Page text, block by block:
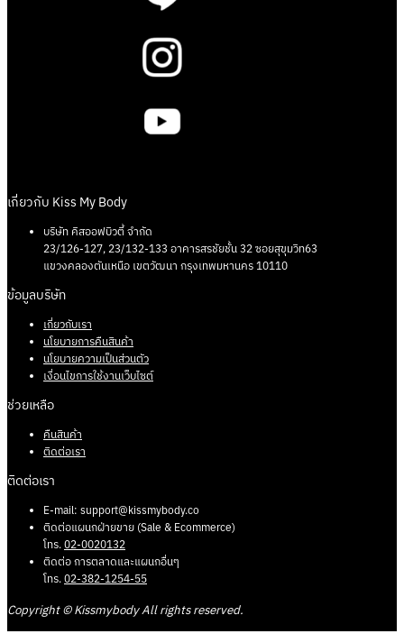
เกี่ยวกับ Kiss My Body
บริษัท คิสออฟบิวตี้ จำกัด
23/126-127, 23/132-133 อาคารสรชัยชั้น 32 ซอยสุขุมวิท63
แขวงคลองตันเหนือ เขตวัฒนา กรุงเทพมหานคร 10110
ข้อมูลบริษัท
เกี่ยวกับเรา
นโยบายการคืนสินค้า
นโยบายความเป็นส่วนตัว
เงื่อนไขการใช้งานเว็บไซต์
ช่วยเหลือ
คืนสินค้า
ติดต่อเรา
ติดต่อเรา
E-mail: support@kissmybody.co
ติดต่อแผนกฝ่ายขาย (Sale & Ecommerce)
โทร.02-0020132
ติดต่อ การตลาดและแผนกอื่นๆ
โทร.02-382-1254-55
Copyright © Kissmybody All rights reserved.